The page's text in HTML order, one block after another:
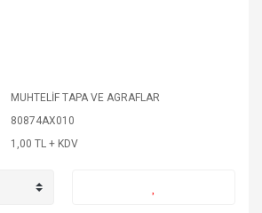
MUHTELİF TAPA VE AGRAFLAR
80874AX010
1,00 TL + KDV